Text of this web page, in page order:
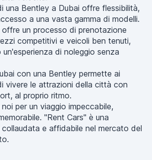
una Bentley a Dubai offre flessibilità,
a una vasta gamma di modelli.
offre un processo di prenotazione
competitivi e veicoli ben tenuti,
un'esperienza di noleggio senza
con una Bentley permette ai
vivere le attrazioni della città con
al proprio ritmo.
per un viaggio impeccabile,
"Rent Cars" è una
e affidabile nel mercato del